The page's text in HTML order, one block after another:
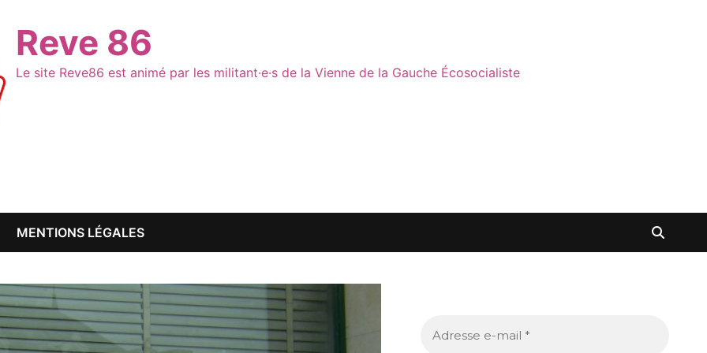
Reve 86
Le site Reve86 est animé par les militant·e·s de la Vienne de la Gauche Écosocialiste
MENTIONS LÉGALES